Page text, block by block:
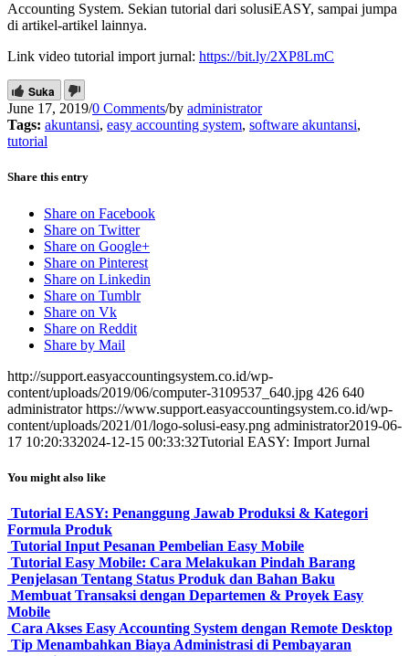
Accounting System. Sekian tutorial dari solusiEASY, sampai jumpa
di artikel-artikel lainnya.
Link video tutorial import jurnal: https://bit.ly/2XP8LmC
Suka
June 17, 2019/0 Comments/by administrator
Tags: akuntansi, easy accounting system, software akuntansi,
tutorial
Share this entry
Share on Facebook
Share on Twitter
Share on Google+
Share on Pinterest
Share on Linkedin
Share on Tumblr
Share on Vk
Share on Reddit
Share by Mail
http://support.easyaccountingsystem.co.id/wp-
content/uploads/2019/06/computer-3109537_640.jpg 426 640
administrator https://www.support.easyaccountingsystem.co.id/wp-
content/uploads/2021/01/logo-solusi-easy.png administrator2019-06-
17 10:20:332024-12-15 00:33:32Tutorial EASY: Import Jurnal
You might also like
Tutorial EASY: Penanggung Jawab Produksi & Kategori
Formula Produk
Tutorial Input Pesanan Pembelian Easy Mobile
Tutorial Easy Mobile: Cara Melakukan Pindah Barang
Penjelasan Tentang Status Produk dan Bahan Baku
Membuat Transaksi dengan Departemen & Proyek Easy
Mobile
Cara Akses Easy Accounting System dengan Remote Desktop
Tip Menambahkan Biaya Administrasi di Pembayaran